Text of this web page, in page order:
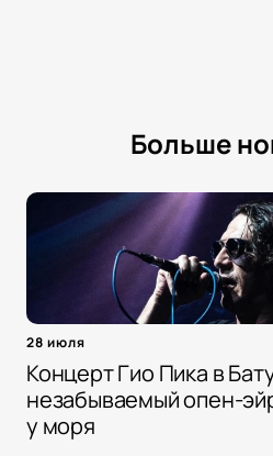
Больше
28 июля
Концерт Гио Пика в
незабываемый опен-
у моря